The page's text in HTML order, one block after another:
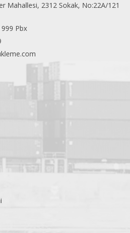
Mahallesi, 2312 Sokak, No:22A/121
Pbx